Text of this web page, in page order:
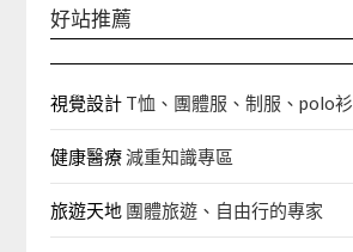
好站推薦
視覺設計 T恤、團體服、制服、polo衫
健康醫療減重知識專區
旅遊天地 團體旅遊、自由行的專家‎